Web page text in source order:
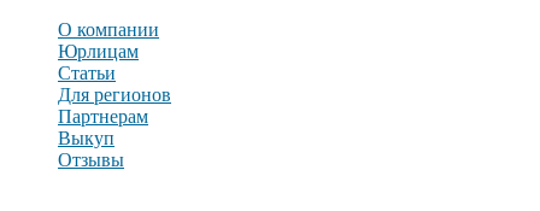
О компании
Юрлицам
Статьи
Для регионов
Партнерам
Выкуп
Отзывы